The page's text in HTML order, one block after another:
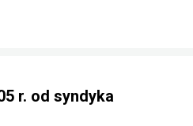
r. od syndyka